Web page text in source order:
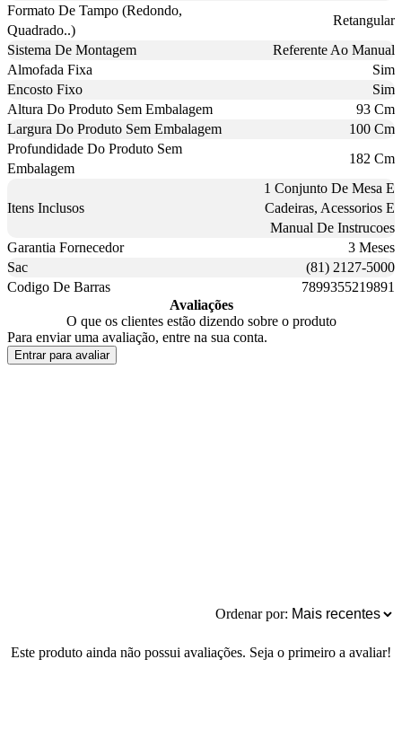
Formato De Tampo (Redondo,
Quadrado..)
Retangular
Sistema De Montagem
Referente Ao Manual
Almofada Fixa
Sim
Encosto Fixo
Sim
Altura Do Produto Sem Embalagem
93 Cm
Largura Do Produto Sem Embalagem
100 Cm
Profundidade Do Produto Sem
Embalagem
182 Cm
Itens Inclusos
1 Conjunto De Mesa E
Cadeiras, Acessorios E
Manual De Instrucoes
Garantia Fornecedor
3 Meses
Sac
(81) 2127-5000
Codigo De Barras
7899355219891
Avaliações
O que os clientes estão dizendo sobre o produto
Para enviar uma avaliação, entre na sua conta.
Entrar para avaliar
Ordenar por:
Este produto ainda não possui avaliações. Seja o primeiro a avaliar!